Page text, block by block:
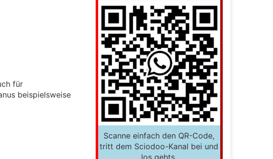
für
beispielsweise
Scanne einfach den QR-Code,
tritt dem Sciodoo-Kanal bei und